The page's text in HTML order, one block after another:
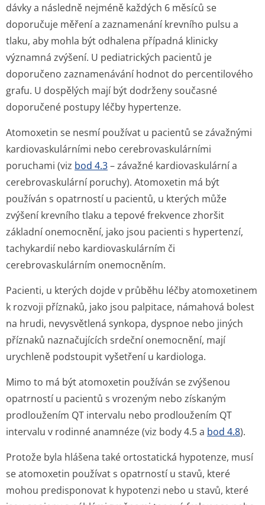
dávky a následně nejméně každých 6 měsíců se
doporučuje měření a zaznamenání krevního pulsu a
tlaku, aby mohla být odhalena případná klinicky
významná zvýšení. U pediatrických pacientů je
doporučeno zaznamenávání hodnot do percentilového
grafu. U dospělých mají být dodrženy současné
doporučené postupy léčby hypertenze.
Atomoxetin se nesmí používat u pacientů se závažnými
kardiovaskulárními nebo cerebrovaskulárními
poruchami (viz bod 4.3– závažné kardiovaskulární a
cerebrovaskulární poruchy). Atomoxetin má být
používán s opatrností u pacientů, u kterých může
zvýšení krevního tlaku a tepové frekvence zhoršit
základní onemocnění, jako jsou pacienti s hypertenzí,
tachykardií nebo kardiovaskulárním či
cerebrovaskulárním onemocněním.
Pacienti, u kterých dojde v průběhu léčby atomoxetinem
k rozvoji příznaků, jako jsou palpitace, námahová bolest
na hrudi, nevysvětlená synkopa, dyspnoe nebo jiných
příznaků naznačujících srdeční onemocnění, mají
urychleně podstoupit vyšetření u kardiologa.
Mimo to má být atomoxetin používán se zvýšenou
opatrností u pacientů s vrozeným nebo získaným
prodloužením QT intervalu nebo prodloužením QT
intervalu v rodinné anamnéze (viz body 4.5 a bod 4.8).
Protože byla hlášena také ortostatická hypotenze, musí
se atomoxetin používat s opatrností u stavů, které
mohou predisponovat k hypotenzi nebo u stavů, které